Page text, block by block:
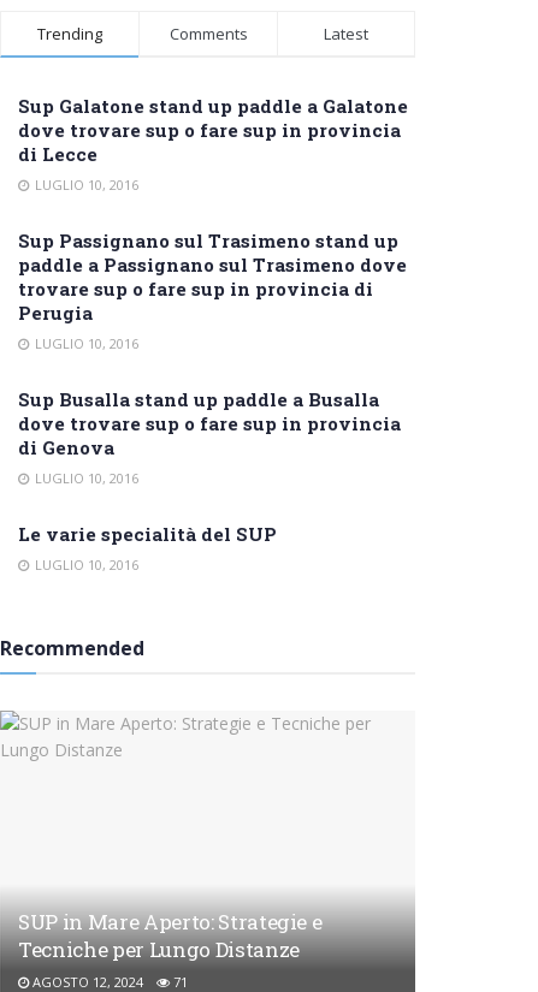
Trending Comments Latest
Sup Galatone stand up paddle a Galatone
dove trovare sup o fare sup in provincia
di Lecce
LUGLIO 10, 2016
Sup Passignano sul Trasimeno stand up
paddle a Passignano sul Trasimeno dove
trovare sup o fare sup in provincia di
Perugia
LUGLIO 10, 2016
Sup Busalla stand up paddle a Busalla
dove trovare sup o fare sup in provincia
di Genova
LUGLIO 10, 2016
Le varie specialità del SUP
LUGLIO 10, 2016
Recommended
SUP in Mare Aperto: Strategie e
Tecniche per Lungo Distanze
AGOSTO 12, 2024 71